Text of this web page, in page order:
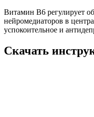
Витамин B6 регулирует
нейромедиаторов в
успокоительное и
Скачать